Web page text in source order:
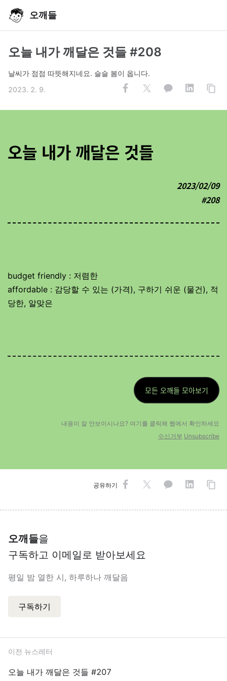
오깨들
오늘 내가 깨달은 것들 #208
날씨가 점점 따뜻해지네요. 슬슬 봄이 옵니다.
2023. 2. 9.
오늘 내가 깨달은 것들
2023/02/09
#208
budget friendly : 저렴한
affordable : 감당할 수 있는 (가격), 구하기 쉬운 (물건), 적
당한, 알맞은
모든 오깨들 모아보기
내용이 잘 안보이시나요? 여기를 클릭해 웹에서 확인하세요
수신거부 Unsubscribe
공유하기
오깨들을
구독하고 이메일로 받아보세요
평일 밤 열한 시, 하루하나 깨달음
구독하기
이전 뉴스레터
오늘 내가 깨달은 것들 #207